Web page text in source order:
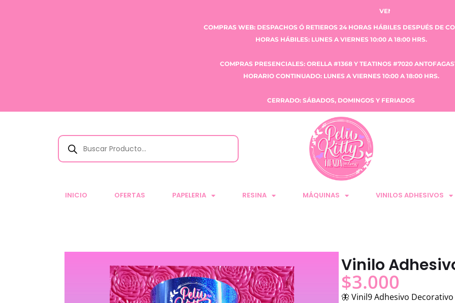
VENTA CLAUDIA TOBAR E.I.R.L.
COMPRAS WEB: DESPACHOS Ó RETIEROS 24 HORAS HÁBILES DESPUÉS DE
HORAS HÁBILES: LUNES A VIERNES 10:00 A 18:00 HRS.
COMPRAS PRESENCIALES: ORELLA #1368 Y TEATINOS #7020
HORARIO CONTINUADO: LUNES A VIERNES 10:00 A 18:00 HRS.
CERRADO: SÁBADOS, DOMINGOS Y FERIADOS
INICIO OFERTAS PAPELERIA RESINA MÁQUINAS VINILOS ADHESIVOS
Vinilo
$3.000
🦋 Vinil9 Adhesivo Decorativo